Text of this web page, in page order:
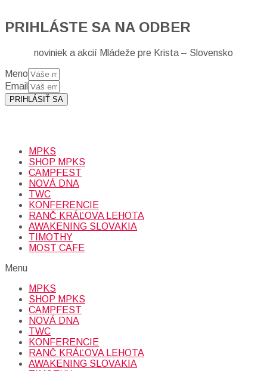
PRIHLÁSTE SA NA ODBER
noviniek a akcií Mládeže pre Krista – Slovensko
Meno
Email
PRIHLÁSIŤ SA
MPKS
SHOP MPKS
CAMPFEST
NOVÁ DNA
TWC
KONFERENCIE
RANČ KRÁĽOVA LEHOTA
AWAKENING SLOVAKIA
TIMOTHY
MOST CAFE
Menu
MPKS
SHOP MPKS
CAMPFEST
NOVÁ DNA
TWC
KONFERENCIE
RANČ KRÁĽOVA LEHOTA
AWAKENING SLOVAKIA